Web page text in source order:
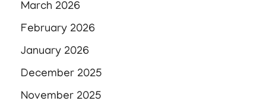
March 2026
February 2026
January 2026
December 2025
November 2025